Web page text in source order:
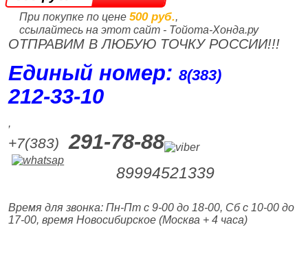
При покупке по цене 500 руб.,
ссылайтесь на этот сайт - Тойота-Хонда.ру
ОТПРАВИМ В ЛЮБУЮ ТОЧКУ РОССИИ!!!
Единый номер:8(383)
212‑33‑10
,
+7(383) 291-78-88
89994521339
Время для звонка: Пн-Пт с 9-00 до 18-00, Сб с 10-00 до
17-00, время Новосибирское (Москва + 4 часа)